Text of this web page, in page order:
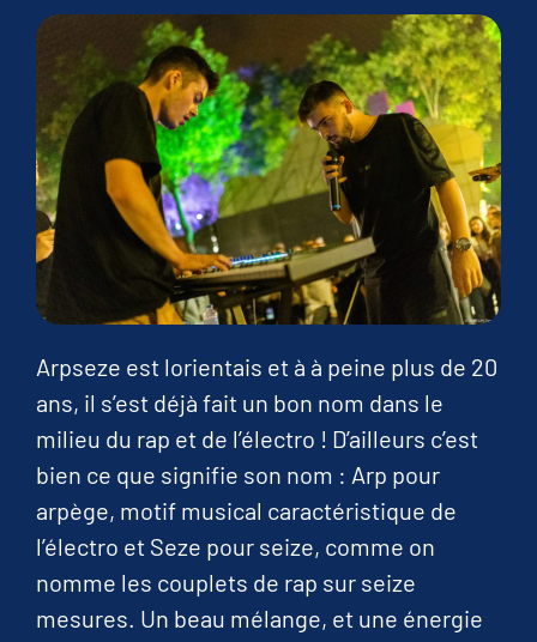
Arpseze est lorientais et à à peine plus de 20
ans, il s’est déjà fait un bon nom dans le
milieu du rap et de l’électro ! D’ailleurs c’est
bien ce que signifie son nom : Arp pour
arpège, motif musical caractéristique de
l’électro et Seze pour seize, comme on
nomme les couplets de rap sur seize
mesures. Un beau mélange, et une énergie